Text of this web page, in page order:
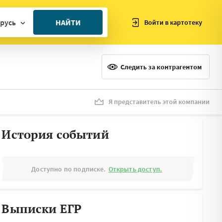
НАЙТИ Войти в картотеку
Следить за контрагентом
Я представитель этой компании
История событий
Доступно по подписке. Открыть доступ.
Выписки ЕГР